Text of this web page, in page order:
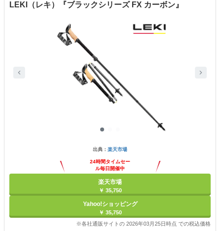
LEKI（レキ）『ブラックシリーズ FX カーボン』
出典： 楽天市場
24時間タイムセー
ル毎日開催中
楽天市場
￥ 35,750
Yahoo!ショッピング
￥ 35,750
※各社通販サイトの 2026年03月25日時点 での税込価格